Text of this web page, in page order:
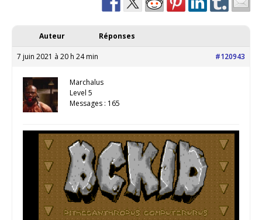
Auteur Réponses
7 juin 2021 à 20 h 24 min #120943
Marchalus
Level 5
Messages : 165